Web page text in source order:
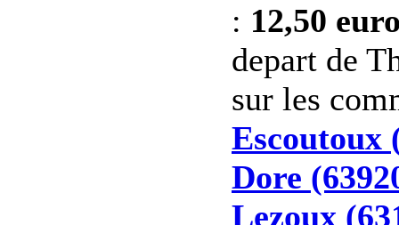
: 12,50
depart de
sur les
Escoutoux
Dore
Lezoux